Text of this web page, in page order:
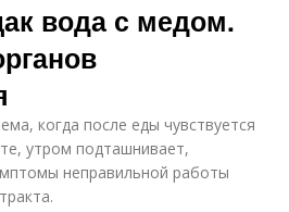
вода с медом.
когда после еды чувствуется
утром подташнивает,
неправильной работы